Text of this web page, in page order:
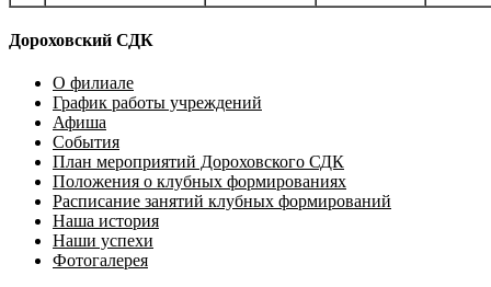
Дороховский СДК
О филиале
График работы учреждений
Афиша
События
План мероприятий Дороховского СДК
Положения о клубных формированиях
Расписание занятий клубных формирований
Наша история
Наши успехи
Фотогалерея